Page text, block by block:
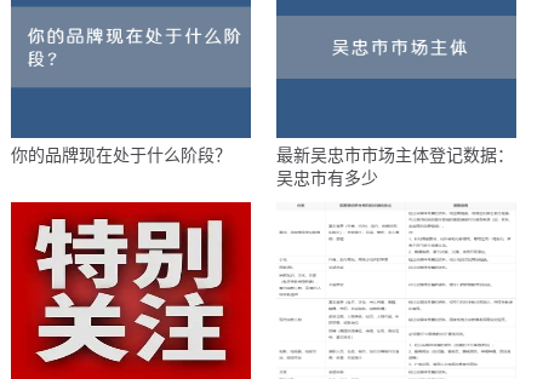
你的品牌现在处于什么阶段？
最新吴忠市市场主体登记数据：
吴忠市有多少